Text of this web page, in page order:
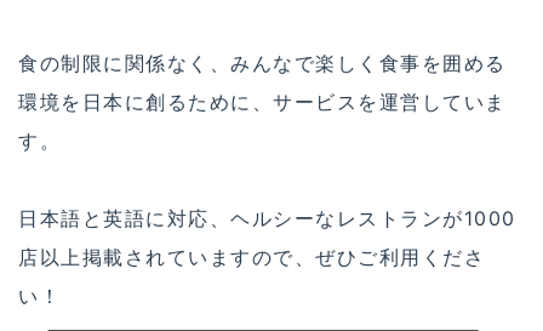
食の制限に関係なく、みんなで楽しく食事を囲める
環境を日本に創るために、サービスを運営していま
す。
日本語と英語に対応、ヘルシーなレストランが1000
店以上掲載されていますので、ぜひご利用くださ
い！